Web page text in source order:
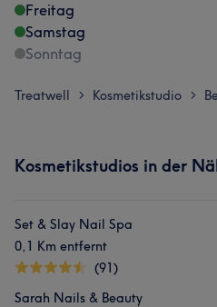
Freitag
Samstag
Sonntag
Treatwell > Kosmetikstudio >
Kosmetikstudios in der
Set & Slay Nail Spa
0,1 Km entfernt
(91)
Sarah Nails & Beauty